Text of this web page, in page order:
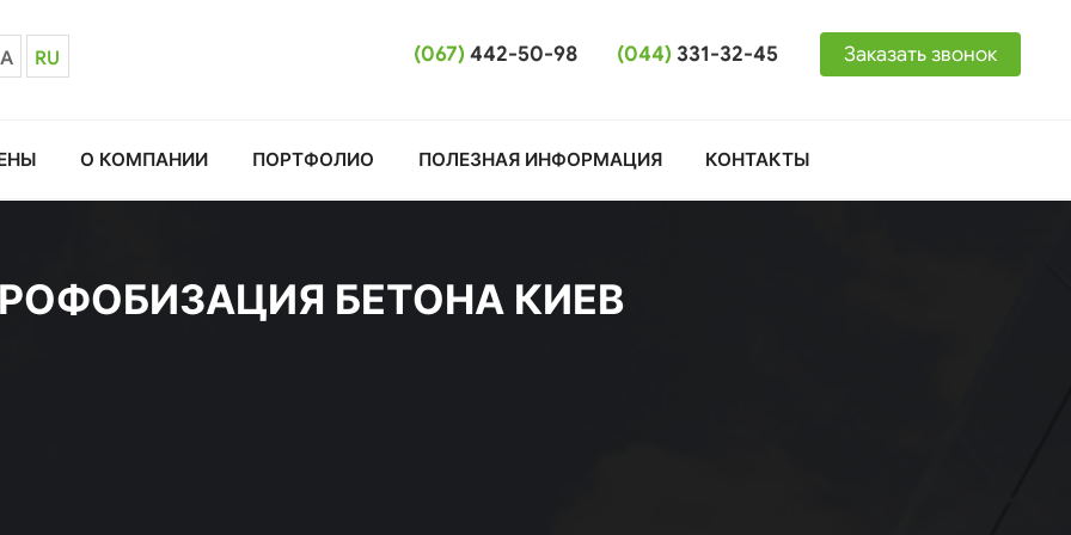
Заказать звонок
(044) 331-32-45
(067) 442-50-98
RU
О КОМПАНИИ ПОРТФОЛИО ПОЛЕЗНАЯ ИНФОРМАЦИЯ КОНТАКТЫ
БЕТОНА КИЕВ